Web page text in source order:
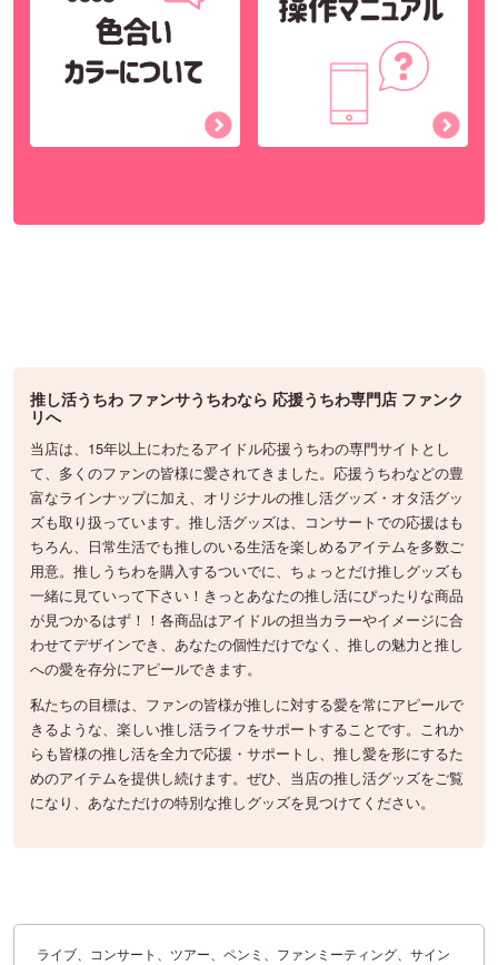
推し活うちわ ファンサうちわなら 応援うちわ専門店 ファンク
リへ
当店は、15年以上にわたるアイドル応援うちわの専門サイトとし
て、多くのファンの皆様に愛されてきました。応援うちわなどの豊
富なラインナップに加え、オリジナルの推し活グッズ・オタ活グッ
ズも取り扱っています。推し活グッズは、コンサートでの応援はも
ちろん、日常生活でも推しのいる生活を楽しめるアイテムを多数ご
用意。推しうちわを購入するついでに、ちょっとだけ推しグッズも
一緒に見ていって下さい！きっとあなたの推し活にぴったりな商品
が見つかるはず！！各商品はアイドルの担当カラーやイメージに合
わせてデザインでき、あなたの個性だけでなく、推しの魅力と推し
への愛を存分にアピールできます。
私たちの目標は、ファンの皆様が推しに対する愛を常にアピールで
きるような、楽しい推し活ライフをサポートすることです。これか
らも皆様の推し活を全力で応援・サポートし、推し愛を形にするた
めのアイテムを提供し続けます。ぜひ、当店の推し活グッズをご覧
になり、あなただけの特別な推しグッズを見つけてください。
ライブ、コンサート、ツアー、ペンミ、ファンミーティング、サイン